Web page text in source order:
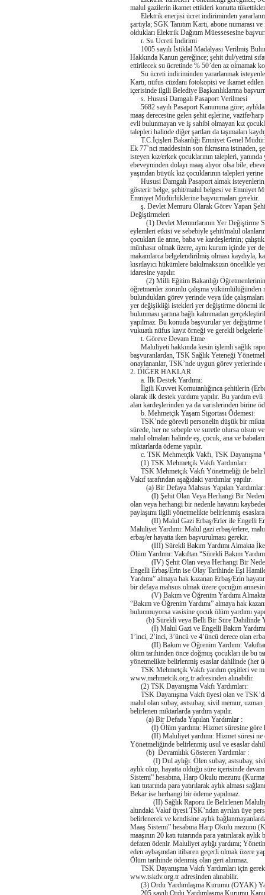
malul gazilerin ikamet ettikleri konutta
Elektrik enerjisi ücret indiriminden
şartıyla; SGK Tanıtım Kartı, abone numarası
oldukları Elektrik Dağıtım Müessesesine
r. Su Ücreti İndirimi
1005 sayılı İstiklal Madalyası Verilmiş
Hakkında Kanun gereğince; şehit dul/yetimi
ettirilecek su ücretinde % 50’den az olmamak
Su ücreti indiriminden yararlanmak
Kartı, nüfus cüzdanı fotokopisi ve ikamet
içerisinde ilgili Belediye Başkanlıklarına
s. Hususi Damgalı Pasaport Verilmesi
5682 sayılı Pasaport Kanununa göre;
maaş derecesine gelen şehit eşlerine, vazife/
evli bulunmayan ve iş sahibi olmayan kız
talepleri halinde diğer şartları da taşımaları
T.C.İçişleri Bakanlığı Emniyet Genel
Ek 77’nci maddesinin son fıkrasına istinaden,
isteyen kız/erkek çocuklarının talepleri, yanında
ebeveyninden dolayı maaş alıyor olsa bile;
yaşından büyük kız çocuklarının talepleri
Hususi Damgalı Pasaport almak isteyenlerin;
gösterir belge, şehit/malul belgesi ve Emniyet
Emniyet Müdürlüklerine başvurmaları gerekir.
ş. Devlet Memuru Olarak Görev Yapan Şehit
Değiştirmeleri
(1) Devlet Memurlarının Yer Değiştirme
eylemleri etkisi ve sebebiyle şehit/malul
çocukları ile anne, baba ve kardeşlerinin;
münhasır olmak üzere, aynı kurum içinde yer
makamlarca belgelendirilmiş olması kaydıyla,
kısıtlayıcı hükümlere bakılmaksızın
idaresine yapılır.
(2) Milli Eğitim Bakanlığı Öğretmenlerinin
öğretmenler zorunlu çalışma
bulundukları görev yerinde veya ilde
yer değişikliği istekleri yer değiştirme dönemi ile
bulunması şartına bağlı kalınmadan
yapılmaz. Bu konuda başvurular yer
vukuatlı nüfus kayıt örneği ve gerekli
t. Göreve Devam Etme
Maluliyeti hakkında kesin işlemli sağlık
başvuranlardan, TSK Sağlık Yeteneği
onaylananlar, TSK’nde uygun görev
2. DİĞER HAKLAR
a. İlk Destek Yardımı:
İlgili Kuvvet Komutanlığınca şehitlerin
olarak ilk destek yardımı yapılır. Bu yardım
alan kardeşlerinden ya da varislerinden birine
b. Mehmetçik Yaşam Sigortası Ödemesi:
TSK’nde görevli personelin düşük bir miktar
sürede, her ne sebeple ve suretle olursa olsun
malul olmaları halinde eş, çocuk, ana ve
miktarlarda ödeme yapılır.
c. TSK Mehmetçik Vakfı, TSK Dayanışma
(1) TSK Mehmetçik Vakfı Yardımları:
TSK Mehmetçik Vakfı Yönetmeliği ile
Vakıf tarafından aşağıdaki yardımlar yapılır.
(a) Bir Defaya Mahsus Yapılan Yardımlar:
(I) Şehit Olan Veya Herhangi Bir Nedenle
olan veya herhangi bir nedenle hayatını
paylaşımı ilgili yönetmelikte belirlenmiş esaslara
(II) Malul Gazi Erbaş/Erler ile Engelli
Maluliyet Yardımı: Malul gazi erbaş/erlere,
erbaş/er hayatta iken başvurulması gerekir.
(III) Sürekli Bakım Yardımı Almakta İken
Ölüm Yardımı: Vakıftan “Sürekli Bakım
(IV) Şehit Olan veya Herhangi Bir Nedenle
Engelli Erbaş/Erin ise Olay Tarihinde Eşi
Yardımı” almaya hak kazanan Erbaş/Erin
bir defaya mahsus olmak üzere çocuğun
(V) Bakım ve Öğrenim Yardımı Almakta
“Bakım ve Öğrenim Yardımı” almaya hak
bulunmuyorsa vasisine çocuk ölüm yardımı
(b) Sürekli veya Belli Bir Süre Dahilinde
(I) Malul Gazi ve Engelli Bakım Yardımı:
1’inci, 2’inci, 3’üncü ve 4’üncü derece olan
(II) Bakım ve Öğrenim Yardımı: Vakıftan
ölüm tarihinden önce doğmuş çocukları ile bu
yönetmelikte belirlenmiş esaslar dahilinde (her
TSK Mehmetçik Vakfı yardım çeşitleri ve
www.mehmetcik.org.tr adresinden alınabilir.
(2) TSK Dayanışma Vakfı Yardımları:
TSK Dayanışma Vakfı üyesi olan ve
malul olan subay, astsubay, sivil memur,
belirlenen miktarlarda yardım yapılır.
(a) Bir Defada Yapılan Yardımlar :
(I) Ölüm yardımı: Hizmet süresine göre
(II) Maluliyet yardımı: Hizmet süresi ne
Yönetmeliğinde belirlenmiş usul ve esaslar
(b) Devamlılık Gösteren Yardımlar :
(I) Dul aylığı: Ölen subay, astsubay, sivil
aylık olup, hayatta olduğu süre içerisinde
Sistemi” hesabına, Harp Okulu mezunu
katı tutarında para yatırılarak aylık alması
Bekar ise herhangi bir ödeme yapılmaz.
(II) Sağlık Raporu ile Belirlenen Maluliyet
altındaki Vakıf üyesi TSK’ndan ayrılan üye
belirlenerek ve kendisine aylık
Maaş Sistemi” hesabına Harp Okulu mezunu
maaşının 20 katı tutarında para yatırılarak
defaten ödenir. Maluliyet aylığı yardımı;
eden aybaşından itibaren geçerli olmak üzere
Ölüm tarihinde ödenmiş olan geri alınmaz.
TSK Dayanışma Vakfı Yardımları için
www.tskdv.org.tr adresinden alınabilir.
(3) Ordu Yardımlaşma Kurumu (OYAK)
205 sayılı Ordu Yardımlaşma Kurumu